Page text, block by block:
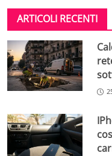
ARTICOLI RECENTI